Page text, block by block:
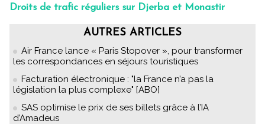
Droits de trafic réguliers sur Djerba et Monastir
AUTRES ARTICLES
Air France lance « Paris Stopover », pour transformer
les correspondances en séjours touristiques
Facturation électronique : "la France n’a pas la
législation la plus complexe" [ABO]
SAS optimise le prix de ses billets grâce à l’IA
d’Amadeus